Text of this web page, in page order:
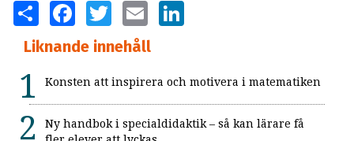
SHARE FACEBOOKTWITTER EMAIL
Liknande innehåll
Konsten att inspirera och motivera i matematiken
Ny handbok i specialdidaktik – så kan lärare få